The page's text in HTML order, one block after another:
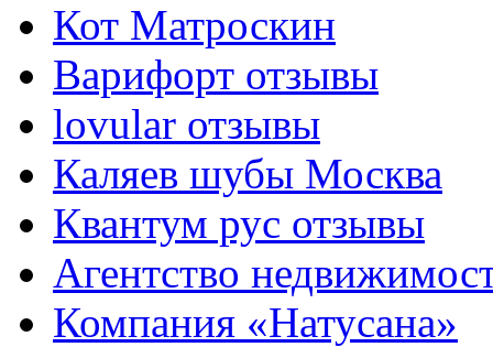
Кот Матроскин
Варифорт отзывы
lovular отзывы
Каляев шубы Москва
Квантум рус отзывы
Агентство
Компания «Натусана»